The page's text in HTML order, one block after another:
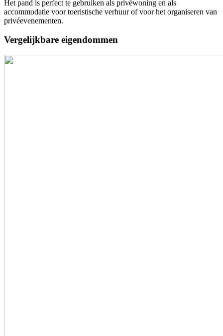
Het pand is perfect te gebruiken als privéwoning en als
accommodatie voor toeristische verhuur of voor het organiseren van
privéevenementen.
Vergelijkbare eigendommen